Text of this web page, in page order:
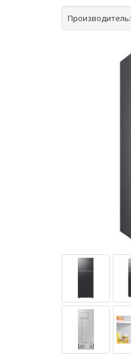
Производитель: